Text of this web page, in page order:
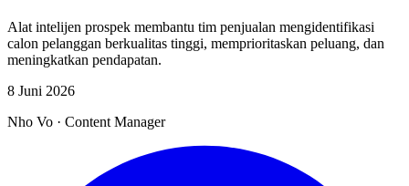
Alat intelijen prospek membantu tim penjualan mengidentifikasi
calon pelanggan berkualitas tinggi, memprioritaskan peluang, dan
meningkatkan pendapatan.
8 Juni 2026
Nho Vo · Content Manager